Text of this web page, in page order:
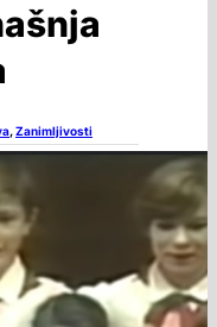
,Zanimljivosti